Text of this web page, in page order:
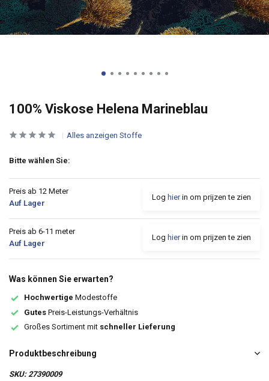
100% Viskose Helena Marineblau
Alles anzeigen Stoffe
Bitte wählen Sie:
Preis ab 12 Meter
Auf Lager
Log hierin om prijzen te zien
Preis ab 6-11 meter
Auf Lager
Log hierin om prijzen te zien
Was können Sie erwarten?
Hochwertige Modestoffe
Gutes Preis-Leistungs-Verhältnis
Großes Sortiment mit schneller Lieferung
Produktbeschreibung
SKU: 27390009